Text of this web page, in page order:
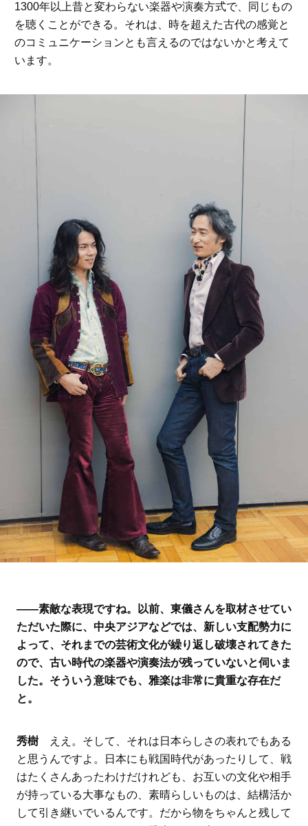
1300年以上昔と変わらない楽器や演奏方式で、同じもの
を聴くことができる。それは、時を超えた古代の感覚と
のコミュニケーションとも言えるのではないかと考えて
います。
――素敵な表現ですね。以前、東儀さんを取材させてい
ただいた際に、中央アジアなどでは、新しい支配勢力に
よって、それまでの芸術文化が繰り返し破壊されてきた
ので、古い時代の楽器や演奏法が残っていないと伺いま
した。そういう意味でも、雅楽は非常に貴重な存在だ
と。
秀樹ええ。そして、それは日本らしさの表れでもある
と思うんですよ。日本にも戦国時代があったりして、戦
はたくさんあったわけだけれども、お互いの文化や相手
が持っている大事なもの、素晴らしいものは、結構活か
して引き継いでいるんです。だから物をちゃんと残して